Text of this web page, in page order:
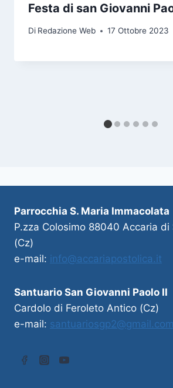
Festa di san Giovanni
Di Redazione Web 17 Ottobre 2023
Parrocchia S. Maria Immacolata
P.zza Colosimo 88040 Accaria
(Cz)
e-mail: info@accariapostolica.it
Santuario San Giovanni Paolo II
Cardolo di Feroleto Antico (Cz)
e-mail: santuariosgp2@gmail.com